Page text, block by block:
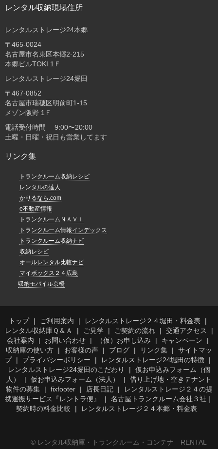
レンタル収納現場住所
レンタルストレージ24本郷
〒465-0024
名古屋市名東区本郷2-215
本郷ビルTOKI 1Ｆ
レンタルストレージ24堀田
〒467-0852
名古屋市瑞穂区明前町1-15
メゾン阪野 1Ｆ
電話受付時間 9:00〜20:00
土曜・日曜・祝日も営業してます
リンク集
トランクルーム収納レシピ
レンタルの達人
かりるなら.com
e不動産情報
トランクルームＮＡＶＩ
トランクルーム情報インデックス
トランクルーム収納ナビ
収納レシピ
オールレンタル比較ナビ
マイボックス２４広島
収納モバイル京橋
トップ ご利用案内
レンタルストレージ２４堀田・料金表
レンタル収納庫Ｑ＆Ａ
ご見学 ご契約の流れ
交通アクセス
会社案内
お問い合わせ （仮）お申し込み
キャンペーン
収納庫の使い方
お客様の声 ブログ リンク集
サイトマッ
プ
プライバシーポリシー
レンタルストレージ24堀田の特徴
レンタルストレージ24堀田のこだわり
仮お申込みフォーム（個
人）
仮お申込みフォーム（法人）
借り上げ地・空きテナント
物件の募集
fixfooter 店長日記
レンタルストレージ２４の提
携運搬サービス『レントラ便』
名古屋トランクルーム会社３社｜
契約時の料金比較
レンタルストレージ２４本郷・料金表
© レンタル収納庫・トランクルーム・コンテナ RENTAL